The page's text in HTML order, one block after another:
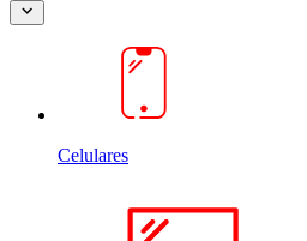
Celulares